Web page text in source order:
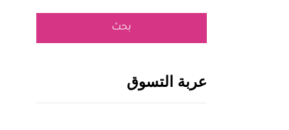
بحث
عربة التسوق